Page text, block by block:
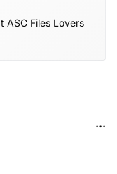
ASC Files Lovers
...